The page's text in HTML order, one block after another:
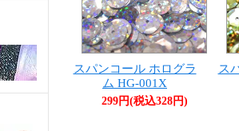
スパンコール ホログラ
ム HG-001X
299円(税込328円)
ス